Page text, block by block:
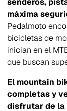
senderos,
máxima
Pedalmoto
bicicletas de
inician en el
que buscan
El mountain
completas y
disfrutar de la